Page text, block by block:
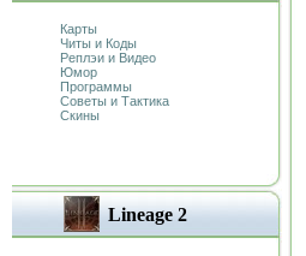
Карты
Читы и Коды
Реплэи и Видео
Юмор
Программы
Советы и Тактика
Скины
Lineage 2